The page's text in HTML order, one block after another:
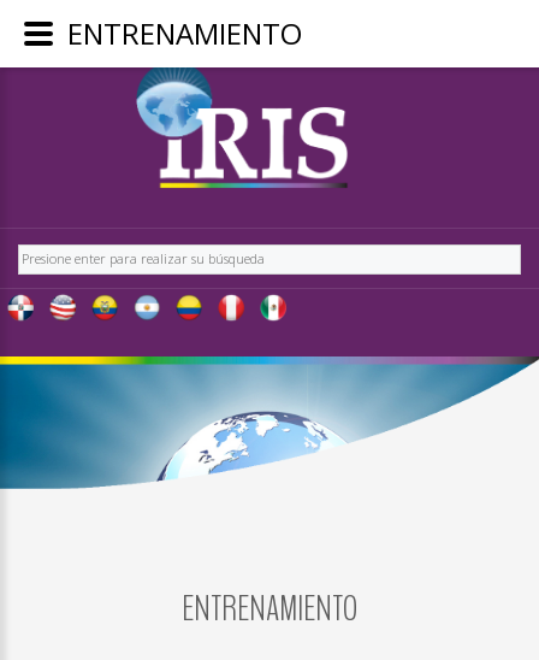
Buscar
ENTRENAMIENTO
USUARIOS
IRIS
ENTRENAMIENTO